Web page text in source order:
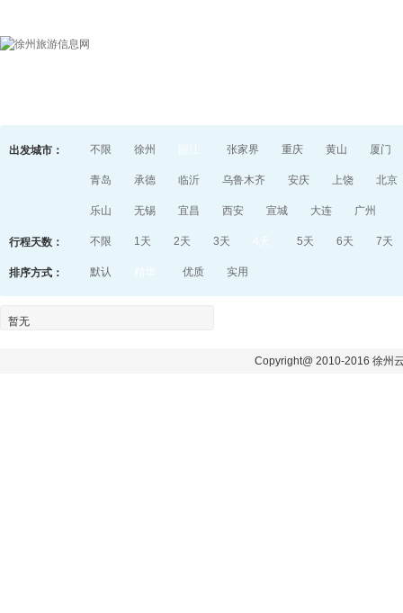
出发城市： 不限 徐州 张家界 重庆 黄山 厦门
青岛 承德 临沂 乌鲁木齐 安庆 上饶 北京
乐山 无锡 宜昌 西安 宣城 大连 广州
行程天数： 不限 1天 2天 3天 5天 6天 7天
排序方式： 默认 优质 实用
暂无
Copyright@ 2010-2016 徐州